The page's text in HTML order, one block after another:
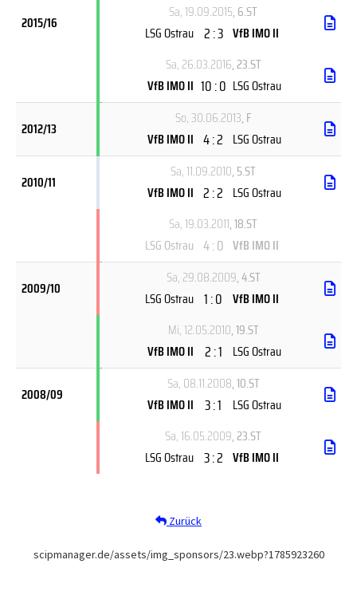
2015/16
Sa, 19.09.2015, 6.ST
LSG Ostrau 2 : 3 VfB IMO II
Sa, 26.03.2016, 23.ST
VfB IMO II 10 : 0 LSG Ostrau
2012/13
So, 30.06.2013, F
VfB IMO II 4 : 2 LSG Ostrau
2010/11
Sa, 11.09.2010, 5.ST
VfB IMO II 2 : 2 LSG Ostrau
Sa, 19.03.2011, 18.ST
LSG Ostrau 4 : 0 VfB IMO II
2009/10
Sa, 29.08.2009, 4.ST
LSG Ostrau 1 : 0 VfB IMO II
Mi, 12.05.2010, 19.ST
VfB IMO II 2 : 1 LSG Ostrau
2008/09
Sa, 08.11.2008, 10.ST
VfB IMO II 3 : 1
LSG Ostrau
Sa, 16.05.2009, 23.ST
LSG Ostrau 3 : 2 VfB IMO II
Zurück
scipmanager.de/assets/img_sponsors/23.webp?1785923260